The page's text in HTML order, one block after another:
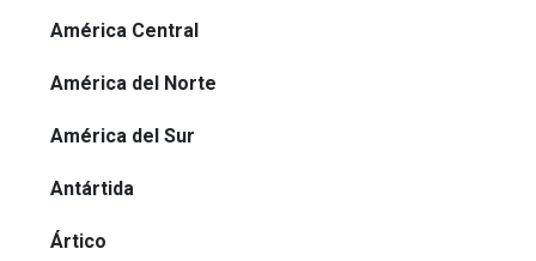
América Central
América del Norte
América del Sur
Antártida
Ártico